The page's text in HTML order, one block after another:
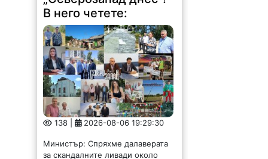
В него четете:
138 | 2026-08-06 19:29:30
Министър: Спряхме далаверата
за скандалните ливади около